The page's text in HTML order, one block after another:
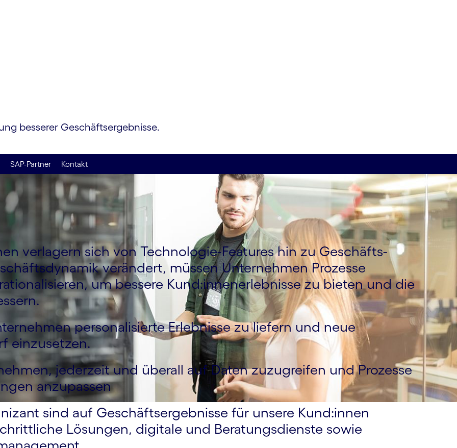
besserer Geschäftsergebnisse.
SAP-Partner Kontakt
verlagern sich von Technologie-Features hin zu Geschäfts­
verändert, müssen Unternehmen Prozesse
um bessere Kund:innen­erlebnisse zu bieten und die
personalisierte Erlebnisse zu liefern und neue
einzusetzen.
jederzeit und überall auf Daten zuzugreifen und Prozesse
anzupassen
sind auf Geschäfts­ergebnisse für unsere Kund:innen
Lösungen, digitale und Beratungs­dienste sowie